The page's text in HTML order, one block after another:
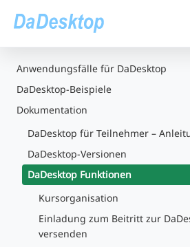
Anwendungsfälle für DaDesktop
DaDesktop-Beispiele
Dokumentation
DaDesktop für Teilnehmer –
DaDesktop-Versionen
DaDesktop Funktionen
Kursorganisation
Einladung zum Beitritt zur
versenden